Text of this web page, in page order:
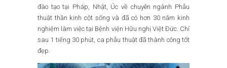
đào tạo tại Pháp, Nhật, Úc về chuyên ngành Phẫu
thuật thần kinh cột sống và đã có hơn 30 năm kinh
nghiệm làm việc tại Bệnh viện Hữu nghị Việt Đức. Chỉ
sau 1 tiếng 30 phút, ca phẫu thuật đã thành công tốt
đẹp.